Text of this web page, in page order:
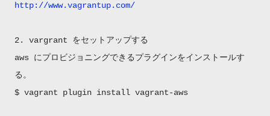
http://www.vagrantup.com/
2. vargrant をセットアップする
aws にプロビジョニングできるプラグインをインストールす
る。
$ vagrant plugin install vagrant-aws